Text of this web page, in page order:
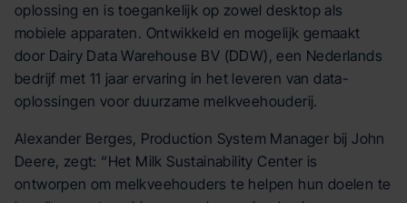
oplossing en is toegankelijk op zowel desktop als
mobiele apparaten. Ontwikkeld en mogelijk gemaakt
door Dairy Data Warehouse BV (DDW), een Nederlands
bedrijf met 11 jaar ervaring in het leveren van data-
oplossingen voor duurzame melkveehouderij.
Alexander Berges, Production System Manager bij John
Deere, zegt: “Het Milk Sustainability Center is
ontworpen om melkveehouders te helpen hun doelen te